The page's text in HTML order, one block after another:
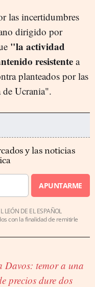
las incertidumbres
dirigido por
"la actividad
resistente a
planteados por las
de Ucrania".
y las noticias
APUNTARME
DE EL ESPAÑOL
con la finalidad de remitirle
Davos: temor a una
precios dure dos